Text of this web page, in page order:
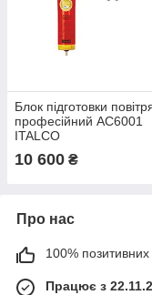
Блок підготовки
професійний AC6001
ITALCO
10 600 ₴
Про нас
100% позитивних
Працює з